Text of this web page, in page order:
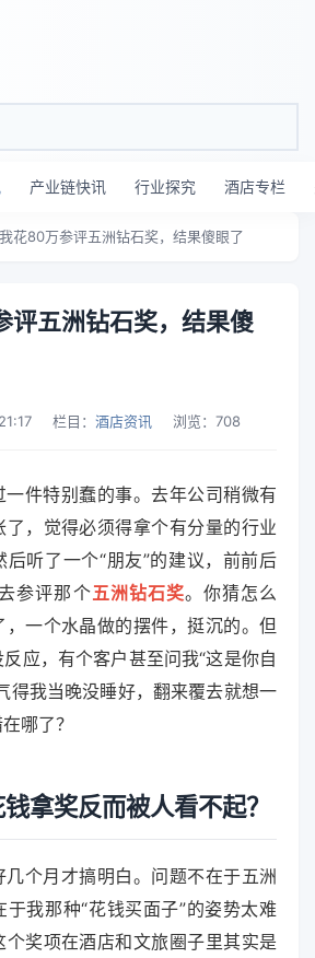
产业链快讯 行业探究 酒店专栏
我花80万参评五洲钻石奖，结果傻眼了
评五洲钻石奖，结果傻
栏目： 酒店资讯 浏览： 708
一件特别蠢的事。去年公司稍微有
了，觉得必须得拿个有分量的行业
后听了一个“朋友”的建议，前前后
参评那个五洲钻石奖。你猜怎么
一个水晶做的摆件，挺沉的。但
应，有个客户甚至问我“这是你自
得我当晚没睡好，翻来覆去就想一
哪了？
拿奖反而被人看不起？
几个月才搞明白。问题不在于五洲
我那种“花钱买面子”的姿势太难
奖项在酒店和文旅圈子里其实是